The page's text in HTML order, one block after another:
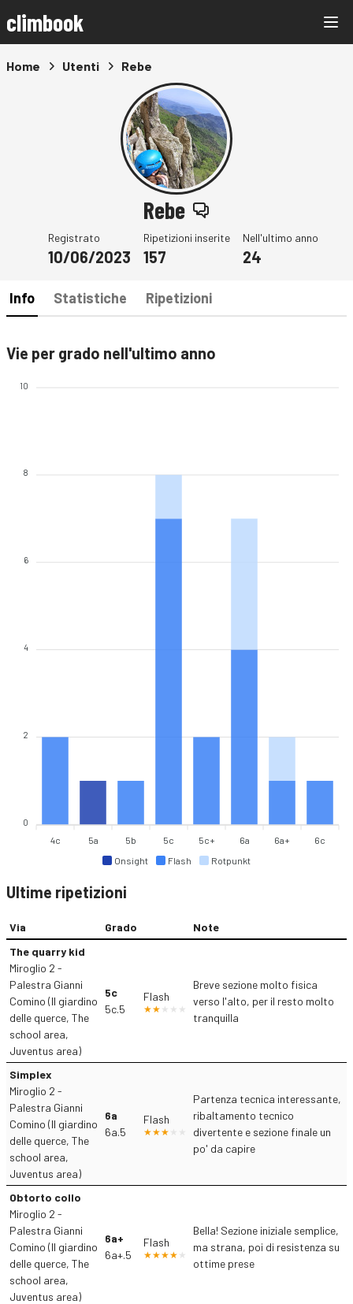
climbook
Home Utenti Rebe
Rebe
Registrato
10/06/2023
Ripetizioni inserite
157
Nell'ultimo anno
24
Info Statistiche Ripetizioni
Vie per grado nell'ultimo anno
Onsight Flash Rotpunkt
10
8
6
4
2
0
4c 5a 5b 5c 5c+ 6a 6a+ 6c
Ultime ripetizioni
Via Grado
Note
The quarry kid
Miroglio 2 -
Palestra Gianni
Comino (Il giardino
delle querce, The
school area,
Juventus area)
5c
5c.5
Flash
Breve sezione molto fisica
verso l'alto, per il resto molto
tranquilla
Simplex
Miroglio 2 -
Palestra Gianni
Comino (Il giardino
delle querce, The
school area,
Juventus area)
6a
6a.5
Flash
Partenza tecnica interessante,
ribaltamento tecnico
divertente e sezione finale un
po' da capire
Obtorto collo
Miroglio 2 -
Palestra Gianni
Comino (Il giardino
delle querce, The
school area,
Juventus area)
6a+
6a+.5
Flash
Bella! Sezione iniziale semplice,
ma strana, poi di resistenza su
ottime prese